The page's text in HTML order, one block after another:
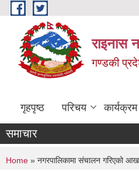
Skip to main content
राइनास
गण्डकी
गृहपृष्ठ परिचय
समाचार
You are here
Home » नगरपालिकामा संचालन गरिएको